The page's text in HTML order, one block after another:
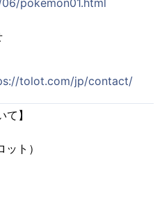
pokemon01.html
tolot.com/jp/contact/
】
ト）